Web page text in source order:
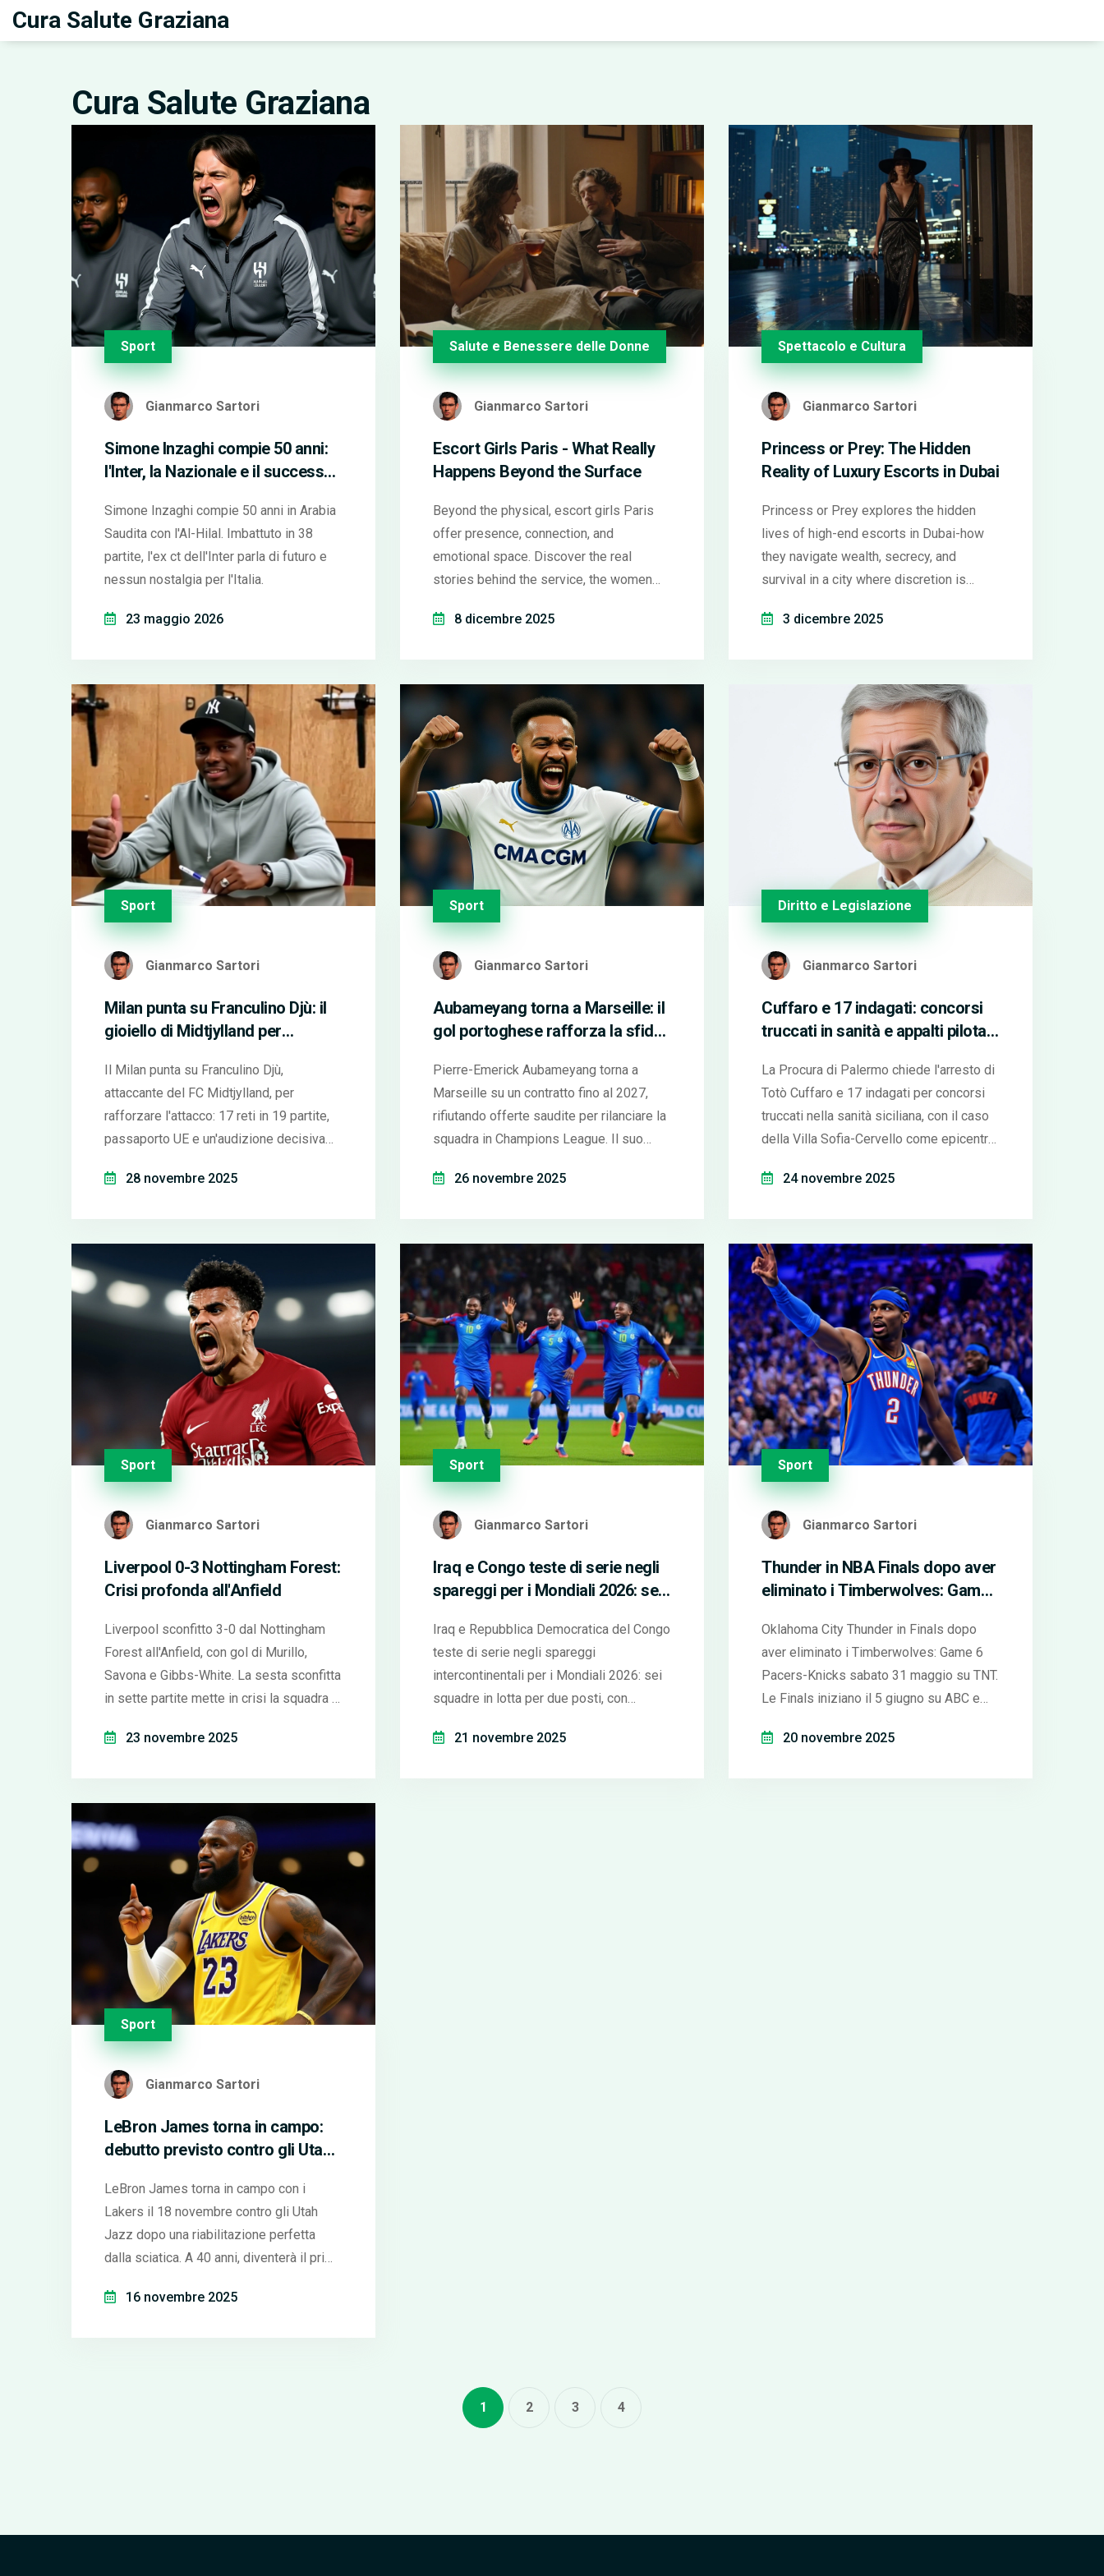
Cura Salute Graziana
Cura Salute Graziana
Sport
Gianmarco Sartori
Simone Inzaghi compie 50 anni:
l'Inter, la Nazionale e il successo
Simone Inzaghi compie 50 anni in Arabia
Saudita con l'Al-Hilal. Imbattuto in 38
partite, l'ex ct dell'Inter parla di futuro e
nessun nostalgia per l'Italia.
23 maggio 2026
Salute e Benessere delle Donne
Gianmarco Sartori
Escort Girls Paris - What Really
Happens Beyond the Surface
Beyond the physical, escort girls Paris
offer presence, connection, and
emotional space. Discover the real
stories behind the service, the women
than you think.
8 dicembre 2025
Spettacolo e Cultura
Gianmarco Sartori
Princess or Prey: The Hidden
Reality of Luxury Escorts in Dubai
Princess or Prey explores the hidden
lives of high-end escorts in Dubai-how
they navigate wealth, secrecy, and
survival in a city where discretion is
3 dicembre 2025
Sport
Gianmarco Sartori
Milan punta su Franculino Djù: il
gioiello di Midtjylland per
Il Milan punta su Franculino Djù,
attaccante del FC Midtjylland, per
rafforzare l'attacco: 17 reti in 19 partite,
passaporto UE e un'audizione decisiva
potrebbe sbloccare la trattativa.
28 novembre 2025
Sport
Gianmarco Sartori
Aubameyang torna a Marseille: il
gol portoghese rafforza la sfida
Pierre-Emerick Aubameyang torna a
Marseille su un contratto fino al 2027,
rifiutando offerte saudite per rilanciare la
squadra in Champions League. Il suo
francese.
26 novembre 2025
Diritto e Legislazione
Gianmarco Sartori
Cuffaro e 17 indagati: concorsi
truccati in sanità e appalti pilotati
La Procura di Palermo chiede l'arresto di
Totò Cuffaro e 17 indagati per concorsi
truccati nella sanità siciliana, con il caso
della Villa Sofia-Cervello come epicentro
anni.24 novembre 2025
Sport
Gianmarco Sartori
Liverpool 0-3 Nottingham Forest:
Crisi profonda all'Anfield
Liverpool sconfitto 3-0 dal Nottingham
Forest all'Anfield, con gol di Murillo,
Savona e Gibbs-White. La sesta sconfitta
in sette partite mette in crisi la squadra e
guadagna speranza in salvezza.
23 novembre 2025
Sport
Gianmarco Sartori
Iraq e Congo teste di serie negli
spareggi per i Mondiali 2026: sei
Iraq e Repubblica Democratica del Congo
teste di serie negli spareggi
intercontinentali per i Mondiali 2026: sei
squadre in lotta per due posti, con
e Suriname-Bolivia.
21 novembre 2025
Sport
Gianmarco Sartori
Thunder in NBA Finals dopo aver
eliminato i Timberwolves: Game
maggio
Oklahoma City Thunder in Finals dopo
aver eliminato i Timberwolves: Game 6
Pacers-Knicks sabato 31 maggio su TNT.
Le Finals iniziano il 5 giugno su ABC e
record dei Thunder.
20 novembre 2025
Sport
Gianmarco Sartori
LeBron James torna in campo:
debutto previsto contro gli Utah
LeBron James torna in campo con i
Lakers il 18 novembre contro gli Utah
Jazz dopo una riabilitazione perfetta
dalla sciatica. A 40 anni, diventerà il primo
stagione.
16 novembre 2025
1 2 3 4